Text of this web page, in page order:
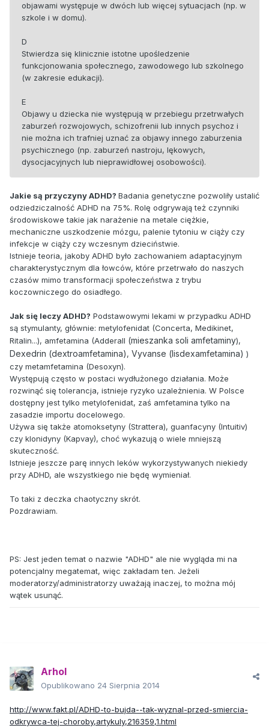
objawami występuje w dwóch lub więcej sytuacjach (np. w
szkole i w domu).
D
Stwierdza się klinicznie istotne upośledzenie
funkcjonowania społecznego, zawodowego lub szkolnego
(w zakresie edukacji).
E
Objawy u dziecka nie występują w przebiegu przetrwałych
zaburzeń rozwojowych, schizofrenii lub innych psychoz i
nie można ich trafniej uznać za objawy innego zaburzenia
psychicznego (np. zaburzeń nastroju, lękowych,
dysocjacyjnych lub nieprawidłowej osobowości).
Jakie są przyczyny ADHD? Badania genetyczne pozwoliły ustalić
odziedziczalność ADHD na 75%. Rolę odgrywają też czynniki
środowiskowe takie jak narażenie na metale ciężkie,
mechaniczne uszkodzenie mózgu, palenie tytoniu w ciąży czy
infekcje w ciąży czy wczesnym dzieciństwie.
Istnieje teoria, jakoby ADHD było zachowaniem adaptacyjnym
charakterystycznym dla łowców, które przetrwało do naszych
czasów mimo transformacji społeczeństwa z trybu
koczowniczego do osiadłego.
Jak się leczy ADHD? Podstawowymi lekami w przypadku ADHD
są stymulanty, głównie: metylofenidat (Concerta, Medikinet,
Ritalin...), amfetamina (Adderall (mieszanka soli amfetaminy),
Dexedrin (dextroamfetamina), Vyvanse (lisdexamfetamina) )
czy metamfetamina (Desoxyn).
Występują często w postaci wydłużonego działania. Może
rozwinąć się tolerancja, istnieje ryzyko uzależnienia. W Polsce
dostępny jest tylko metylofenidat, zaś amfetamina tylko na
zasadzie importu docelowego.
Używa się także atomoksetyny (Strattera), guanfacyny (Intuitiv)
czy klonidyny (Kapvay), choć wykazują o wiele mniejszą
skuteczność.
Istnieje jeszcze parę innych leków wykorzystywanych niekiedy
przy ADHD, ale wszystkiego nie będę wymieniał.
To taki z deczka chaotyczny skrót.
Pozdrawiam.
PS: Jest jeden temat o nazwie "ADHD" ale nie wygląda mi na
potencjalny megatemat, więc zakładam ten. Jeżeli
moderatorzy/administratorzy uważają inaczej, to można mój
wątek usunąć.
Arhol
Opublikowano 24 Sierpnia 2014
http://www.fakt.pl/ADHD-to-bujda--tak-wyznal-przed-smiercia-
odkrywca-tej-choroby,artykuly,216359,1.html